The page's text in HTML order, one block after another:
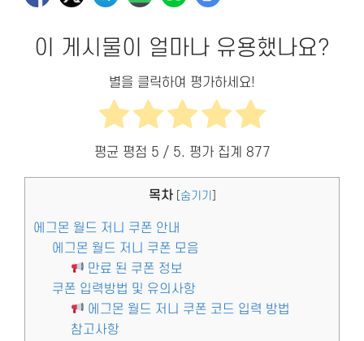
이 게시물이 얼마나 유용했나요?
별을 클릭하여 평가하세요!
평균 평점 5 / 5. 평가 집계 877
목차 숨기기
에그몬 월드 저니 쿠폰 안내
에그몬 월드 저니 쿠폰 모음
만료 된 쿠폰 정보
쿠폰 입력방법 및 유의사항
에그몬 월드 저니 쿠폰 코드 입력 방법
참고사항